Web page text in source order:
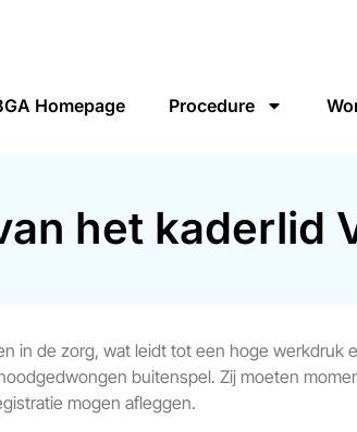
Homepage Procedure
het kaderlid
in de zorg, wat leidt tot een hoge werkdruk
buitenspel. Zij moeten
mogen afleggen.